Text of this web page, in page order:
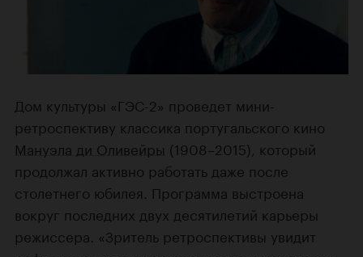
Дом культуры «ГЭС-2» проведет мини-
ретроспективу классика португальского кино
Мануэла ди Оливейры (1908–2015), который
продолжал активно работать даже после
столетнего юбилея. Программа выстроена
вокруг последних двух десятилетий карьеры
режиссера. «Зритель ретроспективы увидит